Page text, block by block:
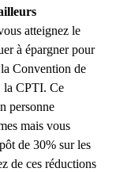
atteignez le
à épargner pour
Convention de
la CPTI. Ce
personne
mais vous
de 30% sur les
de ces réductions